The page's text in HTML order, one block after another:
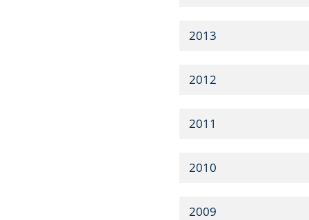
2013
2012
2011
2010
2009